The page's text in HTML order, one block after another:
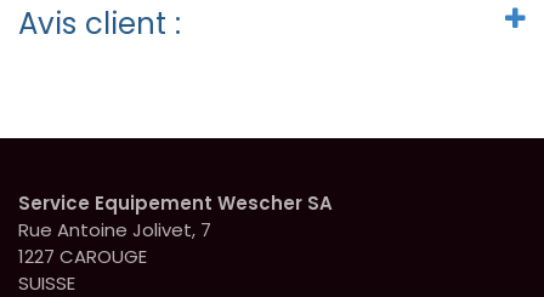
Avis client :
Service Equipement Wescher SA
Rue Antoine Jolivet, 7
1227 CAROUGE
SUISSE